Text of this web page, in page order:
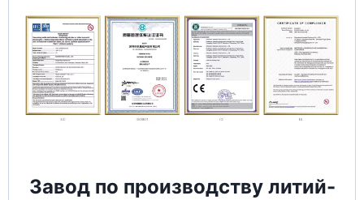
Завод по производству литий-